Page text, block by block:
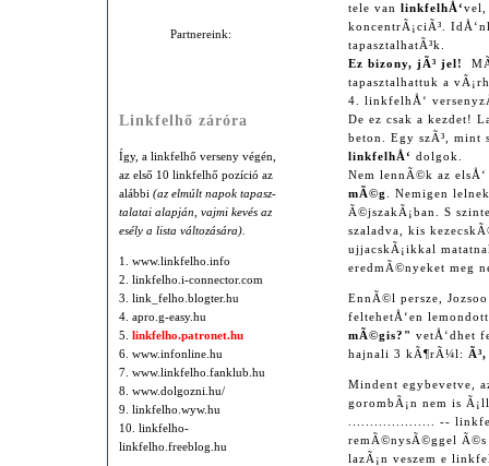
Partnereink:
Linkfelhő záróra
Így, a linkfelhő ver­seny vé­gén,
az el­ső 10 linkfelhő po­zí­ció az
aláb­bi (az el­múlt na­pok ta­pasz­
ta­latai alap­ján, vajmi ke­vés az
esély a lis­ta vál­to­zá­sá­ra).
1. www.linkfelho.info
2. linkfelho.i-connector.com
3. link_felho.blogter.hu
4. apro.g-easy.hu
5. linkfelho.patronet.hu
6. www.infonline.hu
7. www.linkfelho.fanklub.hu
8. www.dolgozni.hu/
9. linkfelho.wyw.hu
10. linkfelho-
linkfelho.freeblog.hu
tele van linkfelhÅ‘vel,
koncentrÃ¡ciÃ³.
tapasztalhatÃ³k.
Ez bizony, jÃ³ jel!
tapasztalhattuk a
4. linkfelhÅ‘
De ez csak a kezdet!
beton. Egy szÃ³, mint
linkfelhÅ‘ dolgok.
Nem lennÃ©k az
mÃ©g
. Nemigen
Ã©jszakÃ¡ban. S
szaladva, kis
ujjacskÃ¡ikkal
eredmÃ©nyeket meg
EnnÃ©l persze,
feltehetÅ‘en
mÃ©gis?" vetÅ‘dhet
hajnali 3 kÃ¶rÃ¼l:
Mindent egybevetve,
gorombÃ¡n nem is
.................... --
remÃ©nysÃ©ggel
lazÃ¡n veszem e